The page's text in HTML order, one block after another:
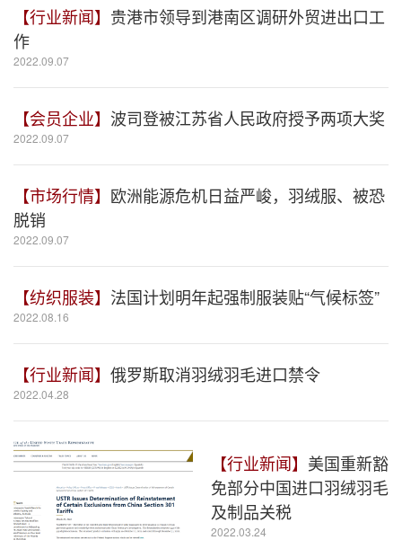
【行业新闻】 贵港市领导到港南区调研外贸进出口工
作
2022.09.07
【会员企业】 波司登被江苏省人民政府授予两项大奖
2022.09.07
【市场行情】 欧洲能源危机日益严峻，羽绒服、被恐
脱销
2022.09.07
【纺织服装】 法国计划明年起强制服装贴“气候标签”
2022.08.16
【行业新闻】 俄罗斯取消羽绒羽毛进口禁令
2022.04.28
【行业新闻】 美国重新豁
免部分中国进口羽绒羽毛
及制品关税
2022.03.24